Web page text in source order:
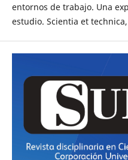
entornos de trabajo. Una
estudio. Scientia et